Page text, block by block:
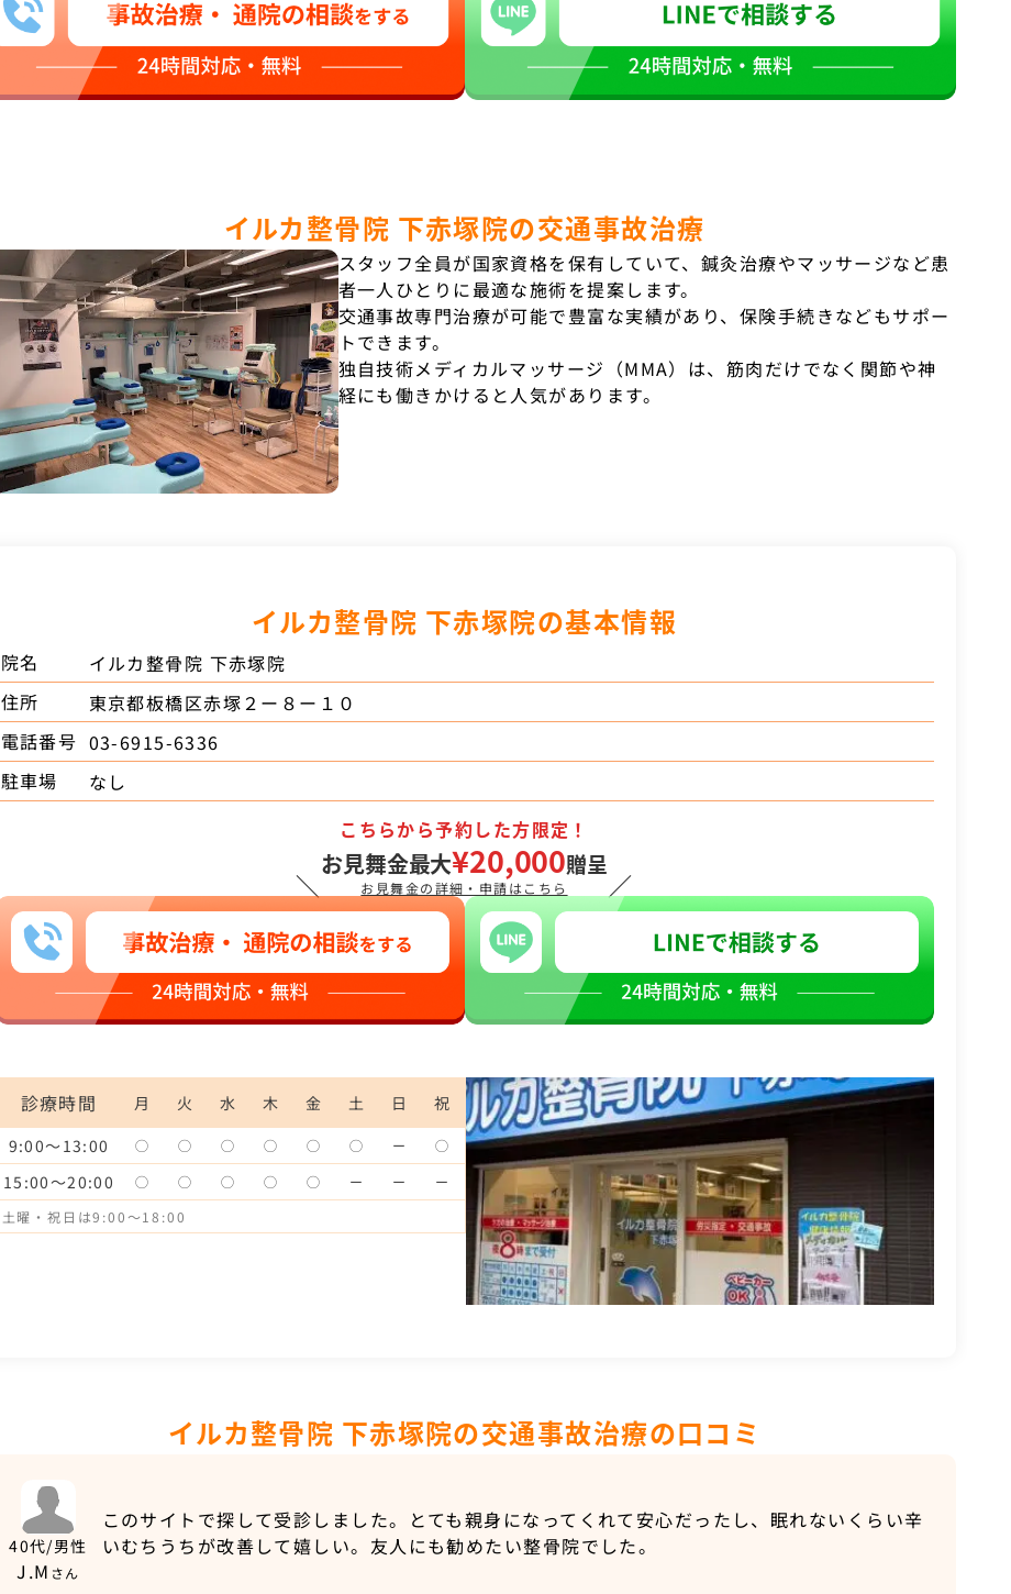
イルカ整骨院 下赤塚院の交通事故治療
スタッフ全員が国家資格を保有していて、鍼灸治療やマッサージなど患
者一人ひとりに最適な施術を提案します。
交通事故専門治療が可能で豊富な実績があり、保険手続きなどもサポー
トできます。
独自技術メディカルマッサージ（MMA）は、筋肉だけでなく関節や神
経にも働きかけると人気があります。
イルカ整骨院 下赤塚院の基本情報
院名
イルカ整骨院 下赤塚院
住所
東京都板橋区赤塚２ー８ー１０
電話番号 03-6915-6336
駐車場
なし
＼
こちらから予約した方限定！
お見舞金最大¥20,000贈呈
お見舞金の詳細・申請はこちら ／
診療時間 月 火 水 木 金 土 日
祝
9:00〜13:00
◯ ◯ ◯ ◯ ◯ ◯ ー ◯
15:00〜20:00 ◯ ◯ ◯ ◯ ◯ ー ー
ー
土曜・祝日は9:00〜18:00
イルカ整骨院 下赤塚院の交通事故治療の口コミ
40代/男性
J.M さん
このサイトで探して受診しました。とても親身になってくれて安心だったし、眠れないくらい辛
いむちうちが改善して嬉しい。友人にも勧めたい整骨院でした。